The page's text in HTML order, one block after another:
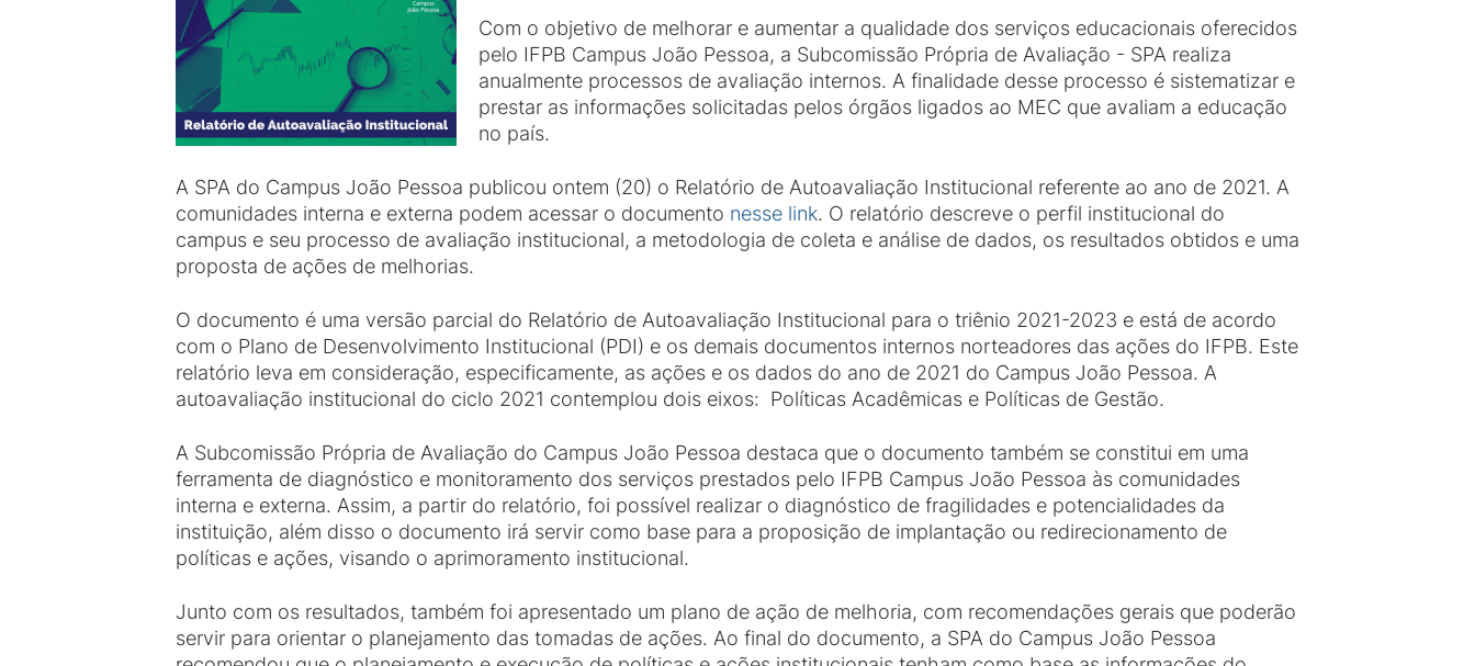
Com o objetivo de melhorar e aumentar a qualidade dos serviços educacionais oferecidos
pelo IFPB Campus João Pessoa, a Subcomissão Própria de Avaliação - SPA realiza
anualmente processos de avaliação internos. A finalidade desse processo é sistematizar e
prestar as informações solicitadas pelos órgãos ligados ao MEC que avaliam a educação
no país.
A SPA do Campus João Pessoa publicou ontem (20) o Relatório de Autoavaliação Institucional referente ao ano de 2021. A
comunidades interna e externa podem acessar o documento nesse link. O relatório descreve o perfil institucional do
campus e seu processo de avaliação institucional, a metodologia de coleta e análise de dados, os resultados obtidos e uma
proposta de ações de melhorias.
O documento é uma versão parcial do Relatório de Autoavaliação Institucional para o triênio 2021-2023 e está de acordo
com o Plano de Desenvolvimento Institucional (PDI) e os demais documentos internos norteadores das ações do IFPB. Este
relatório leva em consideração, especificamente, as ações e os dados do ano de 2021 do Campus João Pessoa. A
autoavaliação institucional do ciclo 2021 contemplou dois eixos: Políticas Acadêmicas e Políticas de Gestão.
A Subcomissão Própria de Avaliação do Campus João Pessoa destaca que o documento também se constitui em uma
ferramenta de diagnóstico e monitoramento dos serviços prestados pelo IFPB Campus João Pessoa às comunidades
interna e externa. Assim, a partir do relatório, foi possível realizar o diagnóstico de fragilidades e potencialidades da
instituição, além disso o documento irá servir como base para a proposição de implantação ou redirecionamento de
políticas e ações, visando o aprimoramento institucional.
Junto com os resultados, também foi apresentado um plano de ação de melhoria, com recomendações gerais que poderão
servir para orientar o planejamento das tomadas de ações. Ao final do documento, a SPA do Campus João Pessoa